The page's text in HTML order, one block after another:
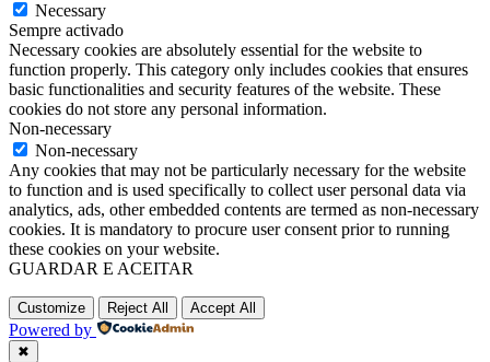
Necessary
Sempre activado
Necessary cookies are absolutely essential for the website to
function properly. This category only includes cookies that ensures
basic functionalities and security features of the website. These
cookies do not store any personal information.
Non-necessary
Non-necessary
Any cookies that may not be particularly necessary for the website
to function and is used specifically to collect user personal data via
analytics, ads, other embedded contents are termed as non-necessary
cookies. It is mandatory to procure user consent prior to running
these cookies on your website.
GUARDAR E ACEITAR
Customize Reject All Accept All
Powered by
✖